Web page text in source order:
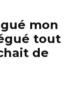
mon
tout
de